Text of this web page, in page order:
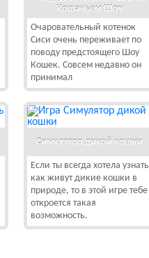
Кошачьем Шоу
Очаровательный котенок
Сиси очень переживает по
поводу предстоящего Шоу
Кошек. Совсем недавно он
принимал
Симулятор дикой кошки
Если ты всегда хотела узнать
как живут дикие кошки в
природе, то в этой игре тебе
откроется такая
возможность.